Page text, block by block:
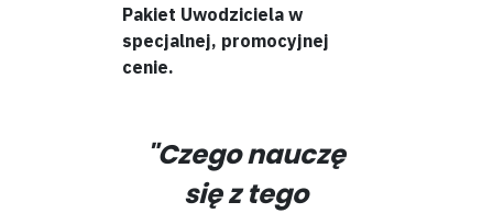
Pakiet Uwodziciela w
specjalnej, promocyjnej
cenie.
"Czego nauczę
się z tego